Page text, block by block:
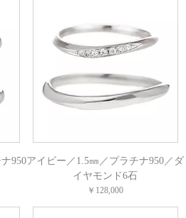
950アイビー／1.5㎜／プラチナ950／ダ
イヤモンド6石
￥128,000